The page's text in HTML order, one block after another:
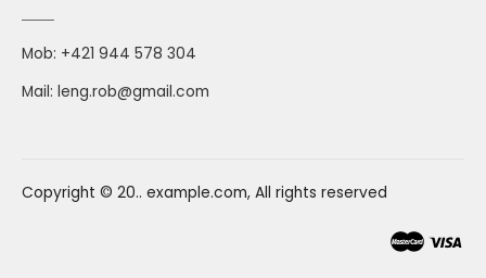
Mob: +421 944 578 304
Mail: leng.rob@gmail.com
Copyright © 20.. example.com, All rights reserved